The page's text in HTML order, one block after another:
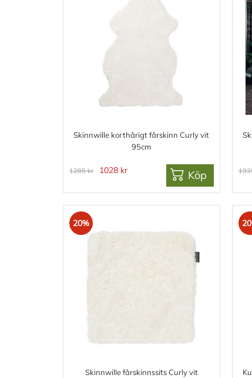
Skinnwille korthårigt fårskinn Curly vit
95cm
1285 kr 1028 kr Köp
20%
Skinnwille fårskinnssits Curly vit